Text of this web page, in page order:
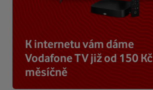
K internetu vám dáme
Vodafone TV již od 150 Kč
měsíčně